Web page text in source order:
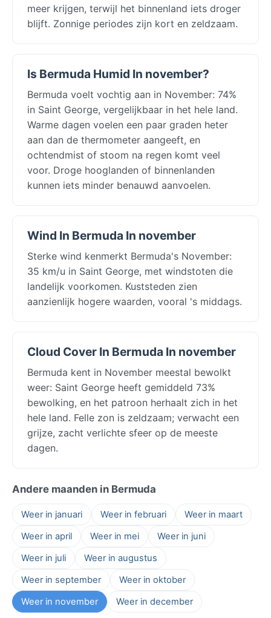
meer krijgen, terwijl het binnenland iets droger
blijft. Zonnige periodes zijn kort en zeldzaam.
Is Bermuda Humid In november?
Bermuda voelt vochtig aan in November: 74%
in Saint George, vergelijkbaar in het hele land.
Warme dagen voelen een paar graden heter
aan dan de thermometer aangeeft, en
ochtendmist of stoom na regen komt veel
voor. Droge hooglanden of binnenlanden
kunnen iets minder benauwd aanvoelen.
Wind In Bermuda In november
Sterke wind kenmerkt Bermuda's November:
35 km/u in Saint George, met windstoten die
landelijk voorkomen. Kuststeden zien
aanzienlijk hogere waarden, vooral 's middags.
Cloud Cover In Bermuda In november
Bermuda kent in November meestal bewolkt
weer: Saint George heeft gemiddeld 73%
bewolking, en het patroon herhaalt zich in het
hele land. Felle zon is zeldzaam; verwacht een
grijze, zacht verlichte sfeer op de meeste
dagen.
Andere maanden in Bermuda
Weer in januari Weer in februari
Weer in maart
Weer in april
Weer in mei
Weer in juni
Weer in juli
Weer in augustus
Weer in september
Weer in oktober
Weer in november
Weer in december